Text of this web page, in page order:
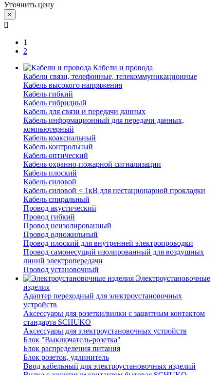
Уточнить цену
×
1
2
Кабели и провода
Кабели связи, телефонные, телекоммуникационные
Кабель высокого напряжения
Кабель гибкий
Кабель гибридный
Кабель для связи и передачи данных
Кабель информационный для передачи данных,
компьютерный
Кабель коаксиальный
Кабель контрольный
Кабель оптический
Кабель охранно-пожарной сигнализации
Кабель плоский
Кабель силовой
Кабель силовой < 1кВ для нестационарной прокладки
Кабель спиральный
Провод акустический
Провод гибкий
Провод неизолированный
Провод одножильный
Провод плоский для внутренней электропроводки
Провод самонесущий изолированный для воздушных
линий электропередачи
Провод установочный
Электроустановочные
изделия
Адаптер переходный для электроустановочных
устройств
Аксессуары для розетки/вилки с защитным контактом
стандарта SCHUKO
Аксессуары для электроустановочных устройств
Блок "Выключатель-розетка"
Блок распределения питания
Блок розеток, удлинитель
Ввод кабельный для электроустановочных изделий